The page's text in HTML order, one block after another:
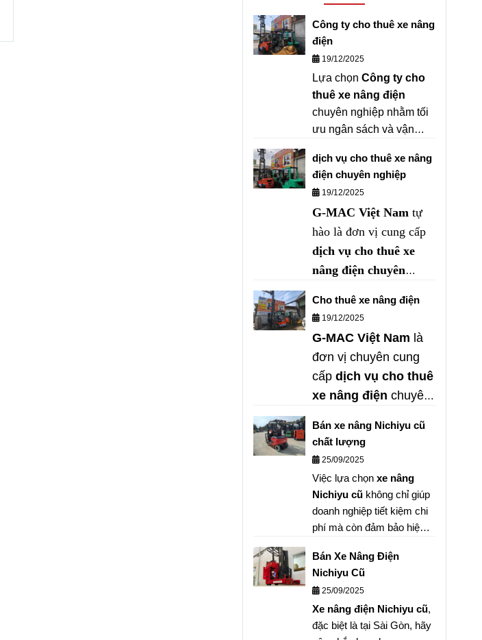
Công ty cho thuê xe nâng
điện
19/12/2025
Lựa chọnCông ty cho
thuê xe nâng điện
chuyên nghiệp nhằm tối
ưu ngân sách và vận
Việt Namtự hào là đơn
vị hàng đầu trong lĩnh
vựccho thuê xe nâng
điện uy tín – giá tốt –
nhanh chóng trên toàn
miền Nam.
dịch vụ cho thuê xe nâng
điện chuyên nghiệp
19/12/2025
G-MAC Việt Nam tự
hào là đơn vị cung cấp
dịch vụ cho thuê xe
nâng điện chuyên
trọng, đáp ứng nhanh
trong nhà xưởng, kho
logistics, khu công
nghiệp.
Cho thuê xe nâng điện
19/12/2025
G-MAC Việt Nam là
đơn vị chuyên cung
cấpdịch vụ cho thuê
xe nâng điện chuyên
đầu tại khu vực miền
Nam. Chúng tôi sở
hữu đa dạng chủng
loại xe nâng điện hiện
đại, đáp ứng mọi nhu
cầu sử dụng từ ngắn
hạn đến dài hạn.
Bán xe nâng Nichiyu cũ
chất lượng
25/09/2025
Việc lựa chọnxe nâng
Nichiyu cũ không chỉ giúp
doanh nghiệp tiết kiệm chi
phí mà còn đảm bảo hiệu
hạn. Nếu bạn đang cần tìm
xe nâng điện Nichiyu qua
sử dụng, đặc biệt là
nâng điện Nichiyu cũ bãi
Nhậttại Sài Gòn, hãy liên
Bán Xe Nâng Điện
Nichiyu Cũ
25/09/2025
Xe nâng điện Nichiyu cũ,
đặc biệt là tại Sài Gòn, hãy